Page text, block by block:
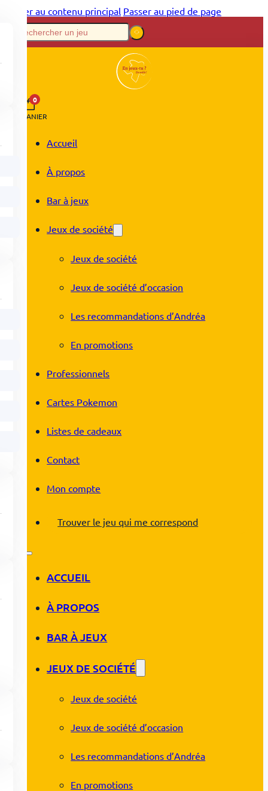
Passer au contenu principal Passer au pied de page
0
PANIER
Accueil
À propos
Bar à jeux
Jeux de société
Jeux de société
Jeux de société d’occasion
Les recommandations d’Andréa
En promotions
Professionnels
Cartes Pokemon
Listes de cadeaux
Contact
Mon compte
Trouver le jeu qui me correspond
ACCUEIL
À PROPOS
BAR À JEUX
JEUX DE SOCIÉTÉ
Jeux de société
Jeux de société d’occasion
Les recommandations d’Andréa
En promotions